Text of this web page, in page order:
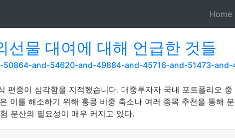
Home
선물 대여에 대해 언급한 것들
and-54620-and-49884-and-45716-and-51473-
편중이 심각함을 지적했습니다. 대중투자자 국내 포트폴리오
이를 해소하기 위해 홍콩 비중 축소나 여러 종목 추천을 통해
분산의 필요성이 매우 커지고 있다.